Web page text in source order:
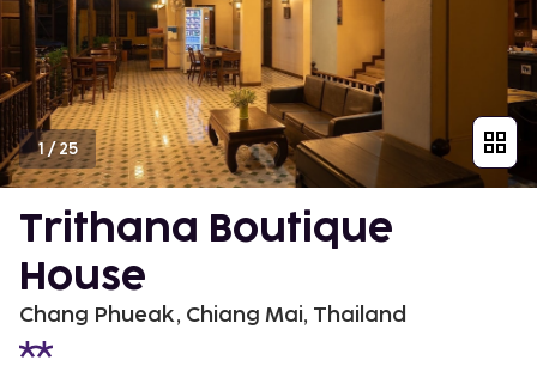
1/25
Trithana Boutique
House
Chang Phueak, Chiang Mai, Thailand